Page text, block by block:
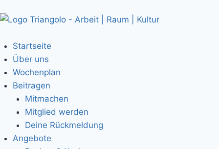
Startseite
Über uns
Wochenplan
Beitragen
Mitmachen
Mitglied werden
Deine Rückmeldung
Angebote